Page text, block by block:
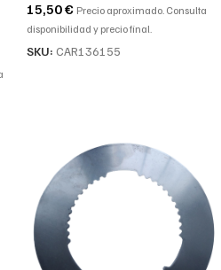
15,50€ Precio aproximado. Consulta
disponibilidad y precio final.
SKU: CAR136155